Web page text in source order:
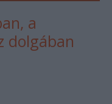
a
dolgában